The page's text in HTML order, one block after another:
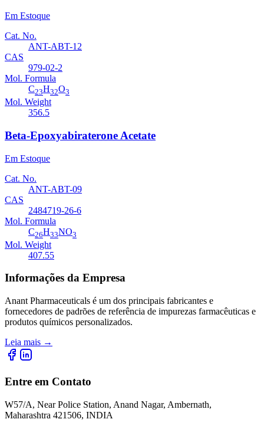
Em Estoque
Cat. No.
ANT-ABT-12
CAS
979-02-2
Mol. Formula
C23H32O3
Mol. Weight
356.5
Beta-Epoxyabiraterone Acetate
Em Estoque
Cat. No.
ANT-ABT-09
CAS
2484719-26-6
Mol. Formula
C26H33NO3
Mol. Weight
407.55
Informações da Empresa
Anant Pharmaceuticals é um dos principais fabricantes e
fornecedores de padrões de referência de impurezas farmacêuticas e
produtos químicos personalizados.
Leia mais →
Entre em Contato
W57/A, Near Police Station, Anand Nagar, Ambernath,
Maharashtra 421506, INDIA